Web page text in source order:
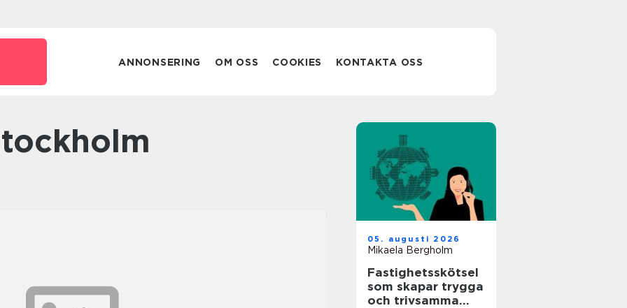
ANNONSERING OM OSS COOKIES KONTAKTA OSS
05. augusti 2026
Mikaela Bergholm
Fastighetsskötsel
som skapar trygga
och trivsamma